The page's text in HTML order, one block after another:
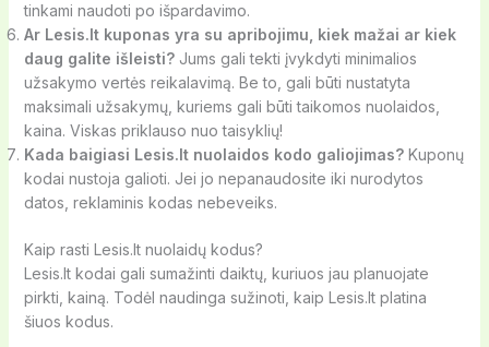
tinkami naudoti po išpardavimo.
Ar Lesis.lt kuponas yra su apribojimu, kiek mažai ar kiek
daug galite išleisti?Jums gali tekti įvykdyti minimalios
užsakymo vertės reikalavimą. Be to, gali būti nustatyta
maksimali užsakymų, kuriems gali būti taikomos nuolaidos,
kaina. Viskas priklauso nuo taisyklių!
Kada baigiasi Lesis.lt nuolaidos kodo galiojimas?Kuponų
kodai nustoja galioti. Jei jo nepanaudosite iki nurodytos
datos, reklaminis kodas nebeveiks.
Kaip rasti Lesis.lt nuolaidų kodus?
Lesis.lt kodai gali sumažinti daiktų, kuriuos jau planuojate
pirkti, kainą. Todėl naudinga sužinoti, kaip Lesis.lt platina
šiuos kodus.